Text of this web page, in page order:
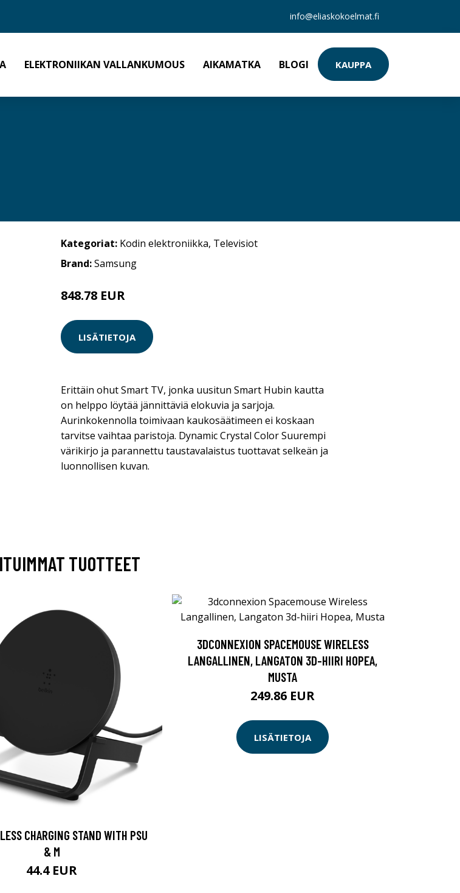
info@eliaskokoelmat.fi
ELEKTRONIIKAN VALLANKUMOUS AIKAMATKA BLOGI KAUPPA
Kategoriat: Kodin elektroniikka, Televisiot
Brand:Samsung
848.78 EUR
LISÄTIETOJA
Erittäin ohut Smart TV, jonka uusitun Smart Hubin kautta
on helppo löytää jännittäviä elokuvia ja sarjoja.
Aurinkokennolla toimivaan kaukosäätimeen ei koskaan
tarvitse vaihtaa paristoja. Dynamic Crystal Color Suurempi
värikirjo ja parannettu taustavalaistus tuottavat selkeän ja
luonnollisen kuvan.
TUOTTEET
CHARGING STAND WITH PSU
& M
44.4 EUR
3DCONNEXION SPACEMOUSE WIRELESS
LANGALLINEN, LANGATON 3D-HIIRI HOPEA,
MUSTA
249.86 EUR
LISÄTIETOJA